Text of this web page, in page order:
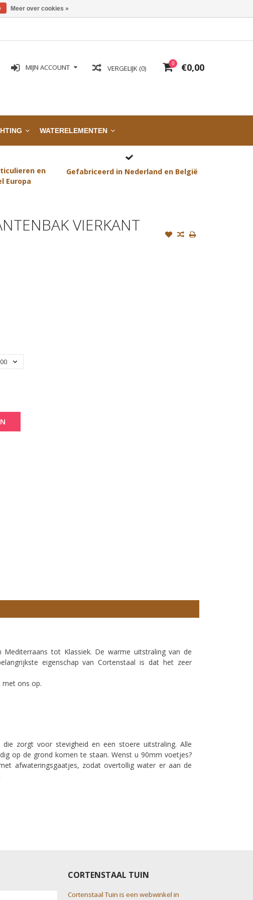
0 €0,00
VERGELIJK (0)
MIJN ACCOUNT
WATERELEMENTEN
en
Europa
Gefabriceerd in Nederland en België
VIERKANT
tot Klassiek. De warme uitstraling van de
eigenschap van Cortenstaal is dat het zeer
met ons op.
zorgt voor stevigheid en een stoere uitstraling. Alle
op de grond komen te staan. Wenst u 90mm voetjes?
afwateringsgaatjes, zodat overtollig water er aan de
CORTENSTAAL TUIN
Cortenstaal Tuin is een webwinkel in
Meer over cookies »